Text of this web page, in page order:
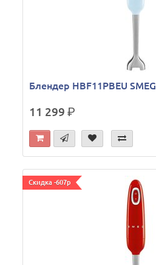
Блендер HBF11PBEU SMEG
11 299р.
Скидка -607р